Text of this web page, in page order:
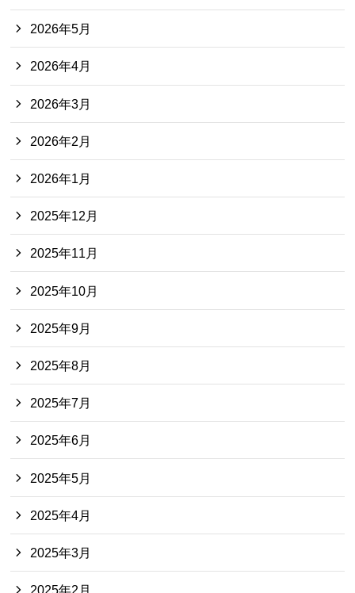
2026年5月
2026年4月
2026年3月
2026年2月
2026年1月
2025年12月
2025年11月
2025年10月
2025年9月
2025年8月
2025年7月
2025年6月
2025年5月
2025年4月
2025年3月
2025年2月